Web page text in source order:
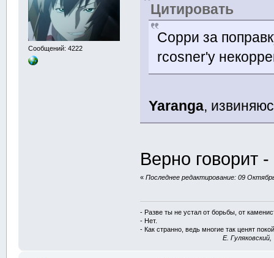
Сообщений: 4222
Цитировать
Сорри за
rcosner'у
Yaranga,
Верно говорит
«Последнее редактирование: 09
- Разве ты не устал от борьбы, от
- Нет.
- Как странно, ведь многие так ценят
E.